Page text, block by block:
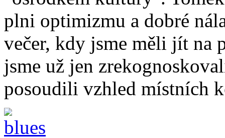
plni optimizmu a dobré
večer, kdy jsme měli jít na
jsme už jen
posoudili vzhled místních